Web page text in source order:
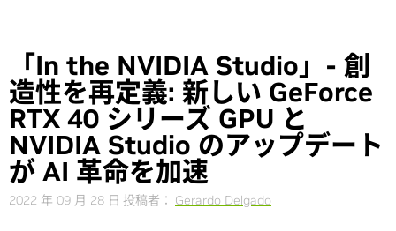
「In the NVIDIA Studio」- 創
造性を再定義: 新しい GeForce
RTX 40 シリーズ GPU と
NVIDIA Studio のアップデート
が AI 革命を加速
2022 年 09 月 28 日 投稿者： Gerardo Delgado